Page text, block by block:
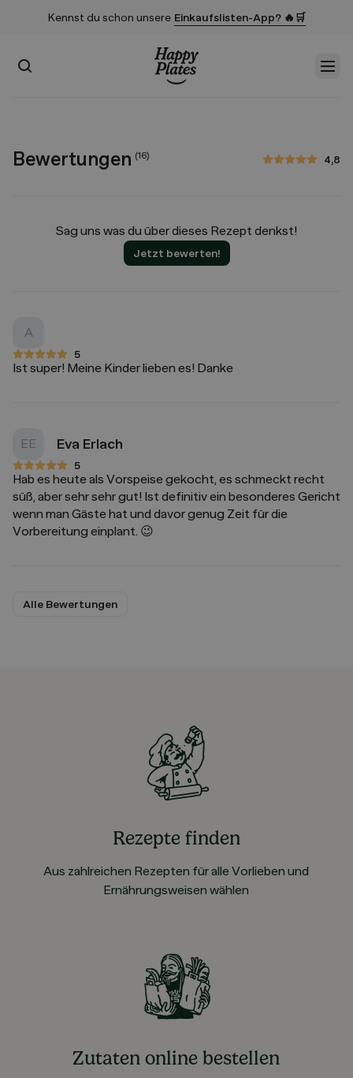
Kennst du schon unsere Einkaufslisten-App? 🔥🛒
Suchen
Bewertungen (16) 4,8
4,8 von 5 Sternen
Sag uns was du über dieses Rezept denkst!
Jetzt bewerten!
A
5
5 von 5 Sternen
Ist super! Meine Kinder lieben es! Danke
EE Eva Erlach
5
5 von 5 Sternen
Hab es heute als Vorspeise gekocht, es schmeckt recht
süß, aber sehr sehr gut! Ist definitiv ein besonderes Gericht
wenn man Gäste hat und davor genug Zeit für die
Vorbereitung einplant. 😉
Alle Bewertungen
Rezepte finden
Aus zahlreichen Rezepten für alle Vorlieben und
Ernährungsweisen wählen
Zutaten online bestellen